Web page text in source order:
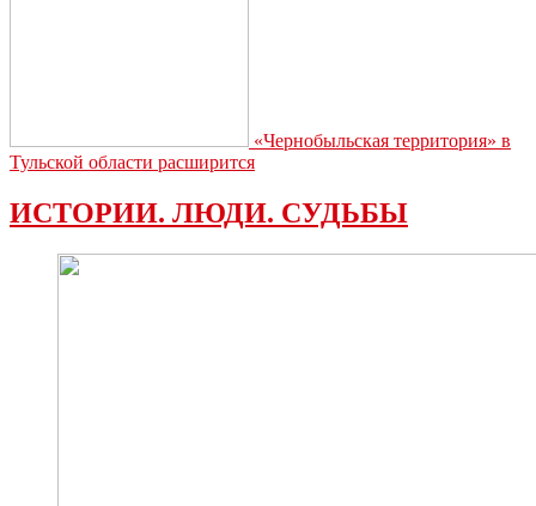
«Чернобыльская территория» в
Тульской области расширится
ИСТОРИИ. ЛЮДИ. СУДЬБЫ